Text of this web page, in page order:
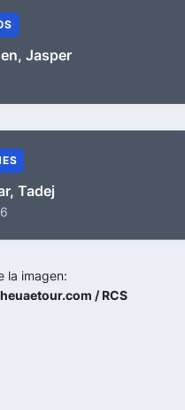
Jasper
Tadej
la imagen:
/ RCS